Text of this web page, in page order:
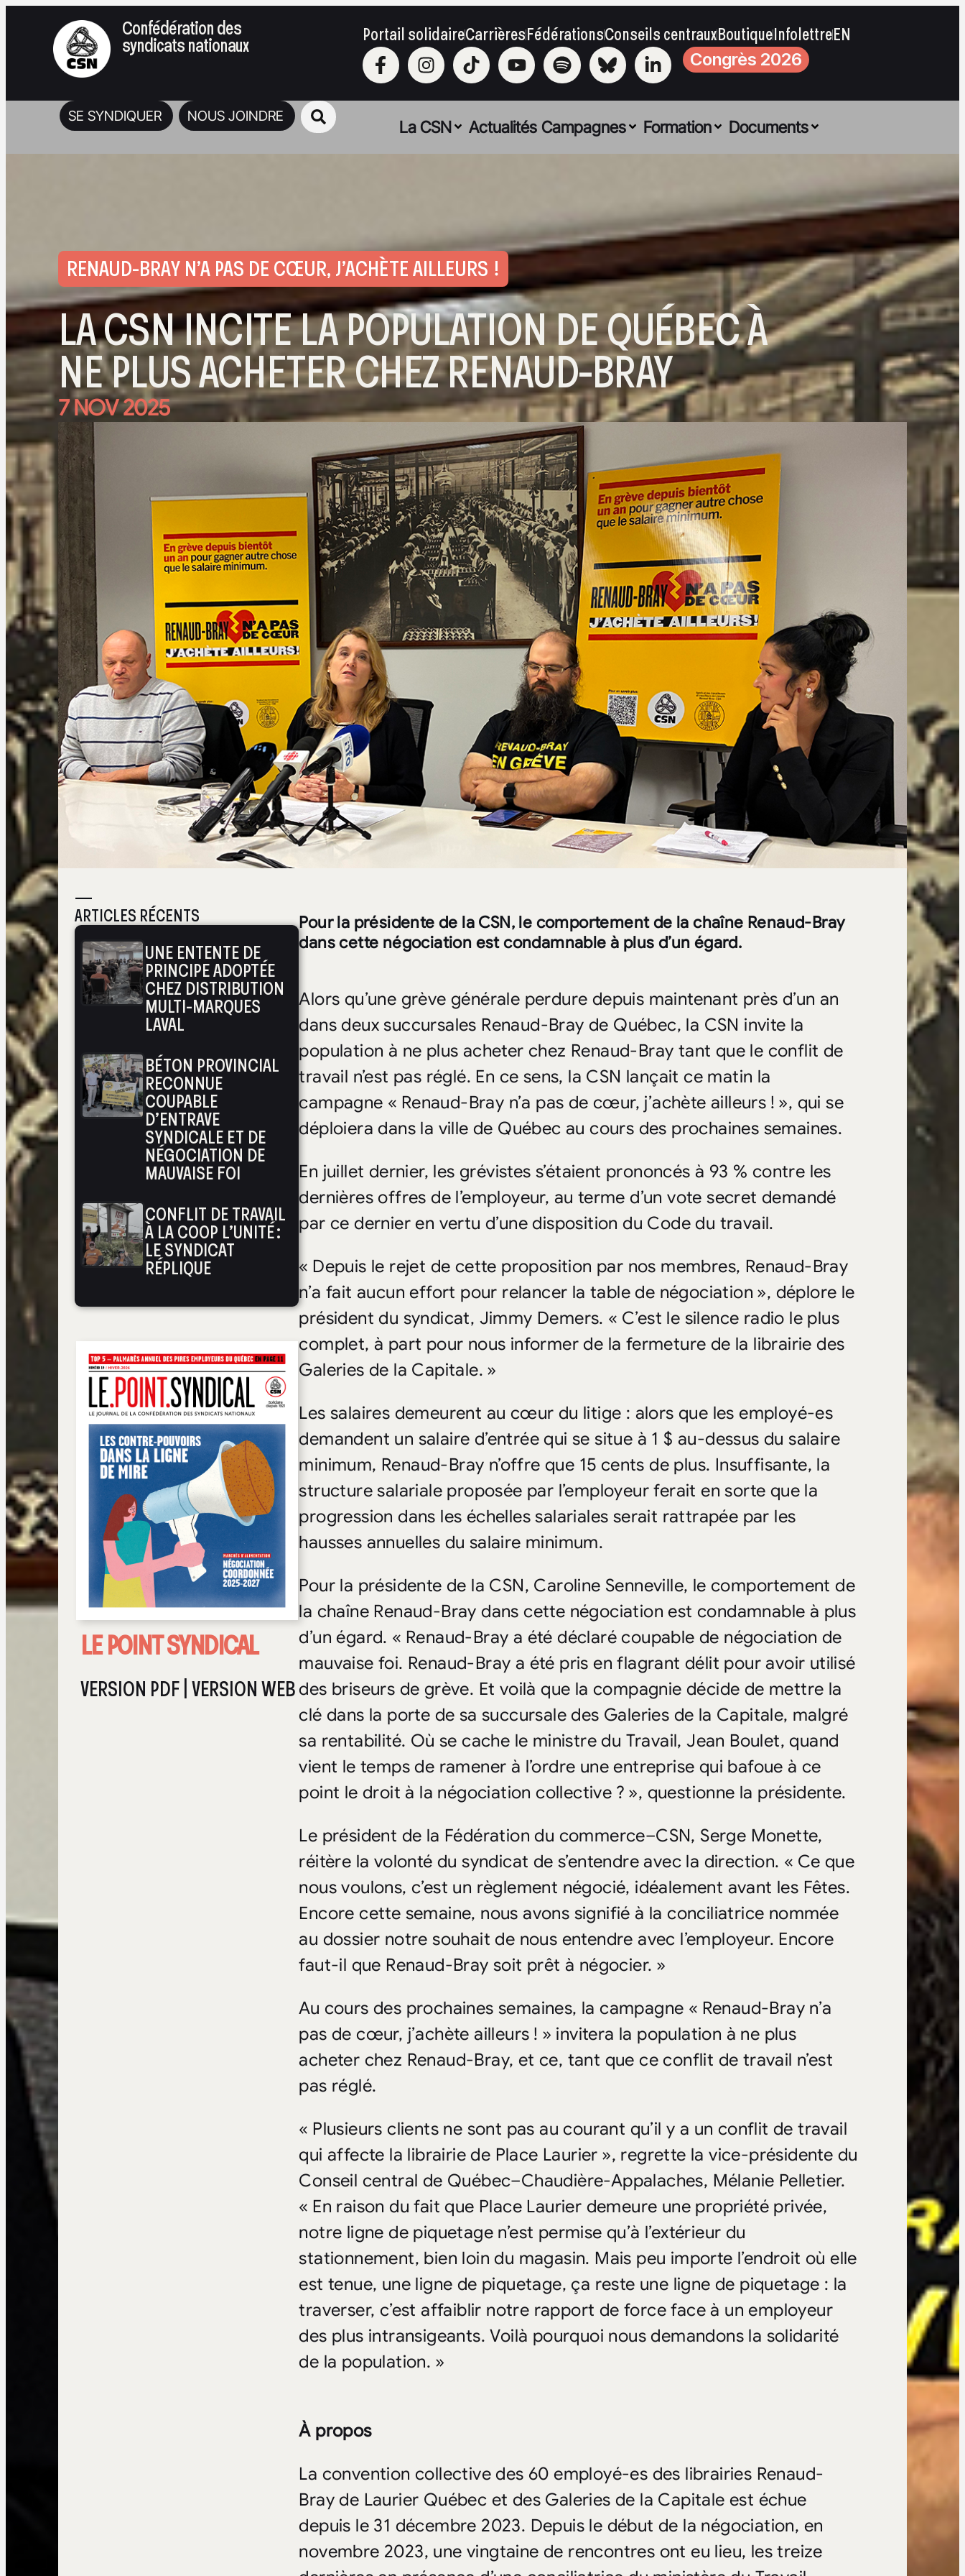
Confédération des
syndicats nationaux Portail solidaireCarrièresFédérationsConseils centrauxBoutiqueInfolettreEN
Congrès 2026
SE SYNDIQUER NOUS JOINDRE
La CSN Actualités Campagnes Formation Documents
RENAUD-BRAY N’A PAS DE CŒUR, J’ACHÈTE AILLEURS !
LA CSN INCITE LA POPULATION DE QUÉBEC À
NE PLUS ACHETER CHEZ RENAUD-BRAY
7 NOV 2025
—
ARTICLES RÉCENTS
UNE ENTENTE DE
PRINCIPE ADOPTÉE
CHEZ DISTRIBUTION
MULTI-MARQUES
LAVAL
BÉTON PROVINCIAL
RECONNUE
COUPABLE
D’ENTRAVE
SYNDICALE ET DE
NÉGOCIATION DE
MAUVAISE FOI
CONFLIT DE TRAVAIL
À LA COOP L’UNITÉ :
LE SYNDICAT
RÉPLIQUE
LE POINT SYNDICAL
VERSION PDF|VERSION WEB
Pour la présidente de la CSN, le comportement de la chaîne Renaud-Bray
dans cette négociation est condamnable à plus d’un égard.
Alors qu’une grève générale perdure depuis maintenant près d’un an
dans deux succursales Renaud-Bray de Québec, la CSN invite la
population à ne plus acheter chez Renaud-Bray tant que le conflit de
travail n’est pas réglé. En ce sens, la CSN lançait ce matin la
campagne « Renaud-Bray n’a pas de cœur, j’achète ailleurs ! », qui se
déploiera dans la ville de Québec au cours des prochaines semaines.
En juillet dernier, les grévistes s’étaient prononcés à 93 % contre les
dernières offres de l’employeur, au terme d’un vote secret demandé
par ce dernier en vertu d’une disposition du Code du travail.
« Depuis le rejet de cette proposition par nos membres, Renaud-Bray
n’a fait aucun effort pour relancer la table de négociation », déplore le
président du syndicat, Jimmy Demers. « C’est le silence radio le plus
complet, à part pour nous informer de la fermeture de la librairie des
Galeries de la Capitale. »
Les salaires demeurent au cœur du litige : alors que les employé-es
demandent un salaire d’entrée qui se situe à 1 $ au-dessus du salaire
minimum, Renaud-Bray n’offre que 15 cents de plus. Insuffisante, la
structure salariale proposée par l’employeur ferait en sorte que la
progression dans les échelles salariales serait rattrapée par les
hausses annuelles du salaire minimum.
Pour la présidente de la CSN, Caroline Senneville, le comportement de
la chaîne Renaud-Bray dans cette négociation est condamnable à plus
d’un égard. « Renaud-Bray a été déclaré coupable de négociation de
mauvaise foi. Renaud-Bray a été pris en flagrant délit pour avoir utilisé
des briseurs de grève. Et voilà que la compagnie décide de mettre la
clé dans la porte de sa succursale des Galeries de la Capitale, malgré
sa rentabilité. Où se cache le ministre du Travail, Jean Boulet, quand
vient le temps de ramener à l’ordre une entreprise qui bafoue à ce
point le droit à la négociation collective ? », questionne la présidente.
Le président de la Fédération du commerce–CSN, Serge Monette,
réitère la volonté du syndicat de s’entendre avec la direction. « Ce que
nous voulons, c’est un règlement négocié, idéalement avant les Fêtes.
Encore cette semaine, nous avons signifié à la conciliatrice nommée
au dossier notre souhait de nous entendre avec l’employeur. Encore
faut-il que Renaud-Bray soit prêt à négocier. »
Au cours des prochaines semaines, la campagne « Renaud-Bray n’a
pas de cœur, j’achète ailleurs ! » invitera la population à ne plus
acheter chez Renaud-Bray, et ce, tant que ce conflit de travail n’est
pas réglé.
« Plusieurs clients ne sont pas au courant qu’il y a un conflit de travail
qui affecte la librairie de Place Laurier », regrette la vice-présidente du
Conseil central de Québec–Chaudière-Appalaches, Mélanie Pelletier.
« En raison du fait que Place Laurier demeure une propriété privée,
notre ligne de piquetage n’est permise qu’à l’extérieur du
stationnement, bien loin du magasin. Mais peu importe l’endroit où elle
est tenue, une ligne de piquetage, ça reste une ligne de piquetage : la
traverser, c’est affaiblir notre rapport de force face à un employeur
des plus intransigeants. Voilà pourquoi nous demandons la solidarité
de la population. »
À propos
La convention collective des 60 employé-es des librairies Renaud-
Bray de Laurier Québec et des Galeries de la Capitale est échue
depuis le 31 décembre 2023. Depuis le début de la négociation, en
novembre 2023, une vingtaine de rencontres ont eu lieu, les treize